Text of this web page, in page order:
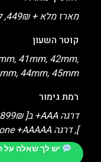
מארז מלא + 449₪, ללא מארז
קוטר השעון
41mm, 42mm,
44mm, 45mm
רמת גימור
], דרגה SuperClone +AAAAA ב[ 2,599₪ ]
יש לך שאלה על